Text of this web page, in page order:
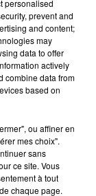
de son nouvel
single
personalised
prevent and
and content;
may
data to offer
actively
combine data from
based on
ou affiner en
mes choix".
sans
ce site. Vous
à tout
chaque page.